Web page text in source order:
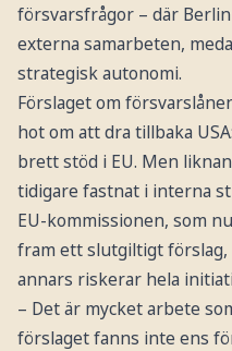
försvarsfrågor – där
externa samarbeten,
strategisk autonomi.
Förslaget om
hot om att dra tillbaka
brett stöd i EU. Men
tidigare fastnat i interna
EU-kommissionen, som
fram ett slutgiltigt förslag,
annars riskerar hela
– Det är mycket arbete
förslaget fanns inte ens